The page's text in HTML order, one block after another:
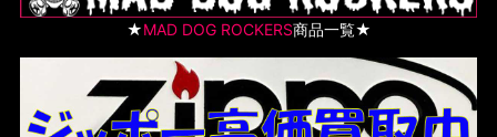
★MAD DOG ROCKERS商品一覧★